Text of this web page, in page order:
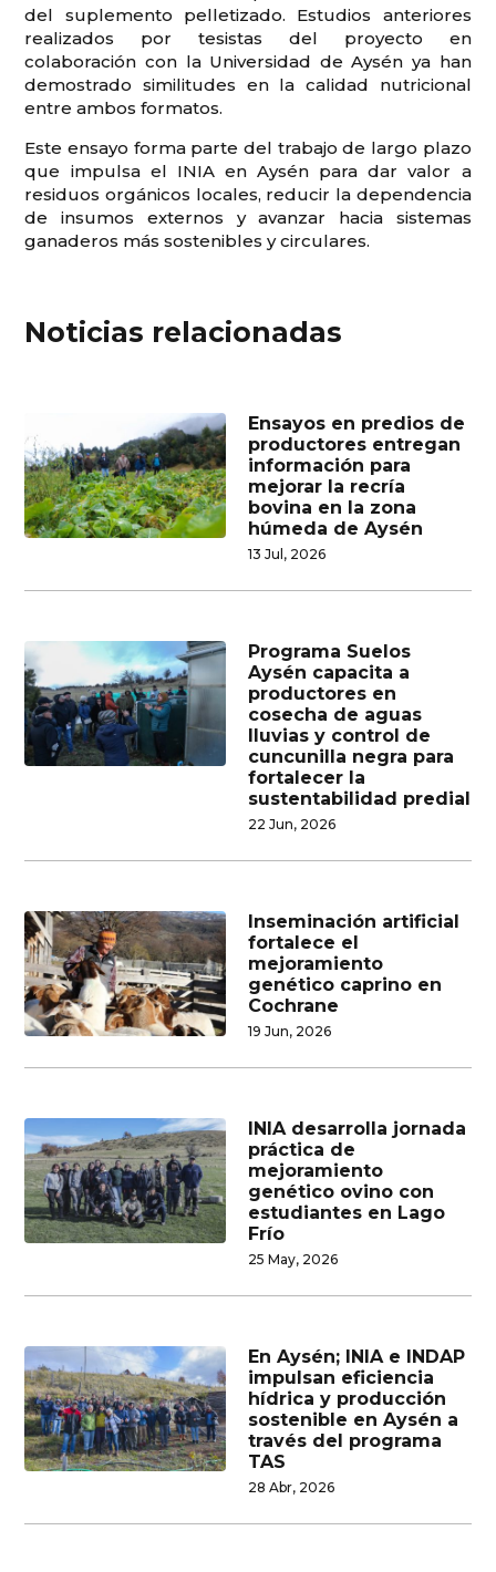
del suplemento pelletizado. Estudios anteriores
realizados por tesistas del proyecto en
colaboración con la Universidad de Aysén ya han
demostrado similitudes en la calidad nutricional
entre ambos formatos.
Este ensayo forma parte del trabajo de largo plazo
que impulsa el INIA en Aysén para dar valor a
residuos orgánicos locales, reducir la dependencia
de insumos externos y avanzar hacia sistemas
ganaderos más sostenibles y circulares.
Noticias relacionadas
Ensayos en predios de
productores entregan
información para
mejorar la recría
bovina en la zona
húmeda de Aysén
13 Jul, 2026
Programa Suelos
Aysén capacita a
productores en
cosecha de aguas
lluvias y control de
cuncunilla negra para
fortalecer la
sustentabilidad predial
22 Jun, 2026
Inseminación artificial
fortalece el
mejoramiento
genético caprino en
Cochrane
19 Jun, 2026
INIA desarrolla jornada
práctica de
mejoramiento
genético ovino con
estudiantes en Lago
Frío
25 May, 2026
En Aysén; INIA e INDAP
impulsan eficiencia
hídrica y producción
sostenible en Aysén a
través del programa
TAS
28 Abr, 2026